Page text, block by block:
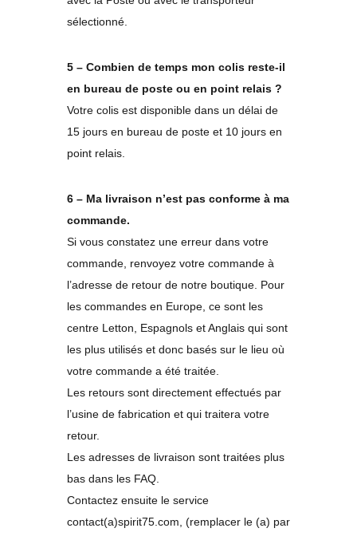
sélectionné.
5 – Combien de temps mon colis reste-il
en bureau de poste ou en point relais ?
Votre colis est disponible dans un délai de
15 jours en bureau de poste et 10 jours en
point relais.
6 – Ma livraison n’est pas conforme à ma
commande.
Si vous constatez une erreur dans votre
commande, renvoyez votre commande à
l’adresse de retour de notre boutique. Pour
les commandes en Europe, ce sont les
centre Letton, Espagnols et Anglais qui sont
les plus utilisés et donc basés sur le lieu où
votre commande a été traitée.
Les retours sont directement effectués par
l’usine de fabrication et qui traitera votre
retour.
Les adresses de livraison sont traitées plus
bas dans les FAQ.
Contactez ensuite le service
contact(a)spirit75.com, (remplacer le (a) par